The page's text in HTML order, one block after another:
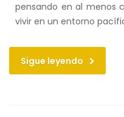
pensando en al menos
vivir en un entorno
Sigue leyendo